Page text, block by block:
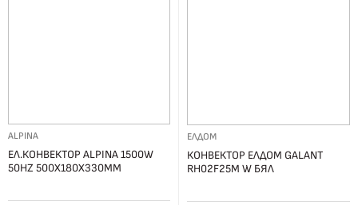
ALPINA
ЕЛ.КОНВЕКТОР ALPINA 1500W
50HZ 500X180X330ММ
ЕЛДОМ
КОНВЕКТОР ЕЛДОМ GALANT
RH02F25M W БЯЛ